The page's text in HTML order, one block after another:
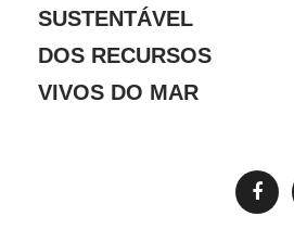
SUSTENTÁVEL
DOS RECURSOS
VIVOS DO MAR